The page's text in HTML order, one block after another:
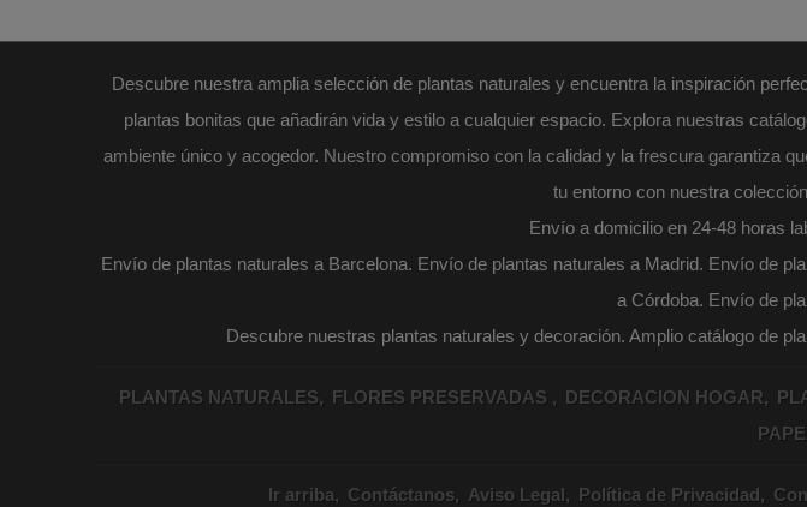
Descubre nuestra amplia selección de plantas naturales y encuentra la inspiración
plantas bonitas que añadirán vida y estilo a cualquier espacio. Explora nuestras
ambiente único y acogedor. Nuestro compromiso con la calidad y la frescura garantiza
tu entorno con nuestra
Envío a domicilio en 24-48 horas
Envío de plantas naturales a Barcelona. Envío de plantas naturales a Madrid. Envío de
a Córdoba. Envío de
Descubre nuestras plantas naturales y decoración. Amplio catálogo de
PLANTAS NATURALES FLORES PRESERVADAS DECORACION HOGAR
Ir arriba Contáctanos Aviso Legal Política de Privacidad